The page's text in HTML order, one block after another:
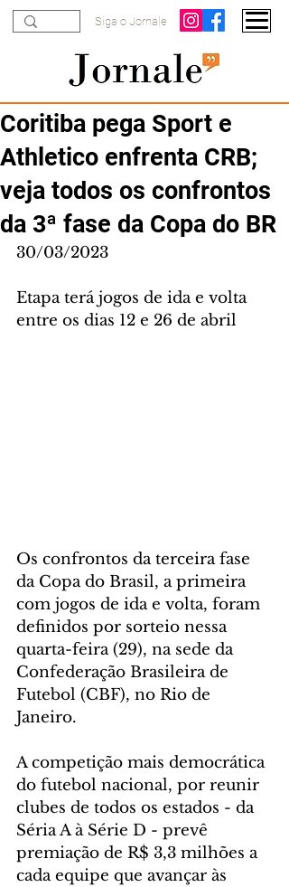
Siga o Jornale
Coritiba pega Sport e
Athletico enfrenta CRB;
veja todos os confrontos
da 3ª fase da Copa do BR
30/03/2023
Etapa terá jogos de ida e volta
entre os dias 12 e 26 de abril
Os confrontos da terceira fase
da Copa do Brasil, a primeira
com jogos de ida e volta, foram
definidos por sorteio nessa
quarta-feira (29), na sede da
Confederação Brasileira de
Futebol (CBF), no Rio de
Janeiro.
A competição mais democrática
do futebol nacional, por reunir
clubes de todos os estados - da
Séria A à Série D - prevê
premiação de R$ 3,3 milhões a
cada equipe que avançar às